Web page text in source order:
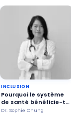
INCLUSION
Pourquoi le système
de santé bénéficie-t-il
de patients heureux ?
Dr. Sophie Chung